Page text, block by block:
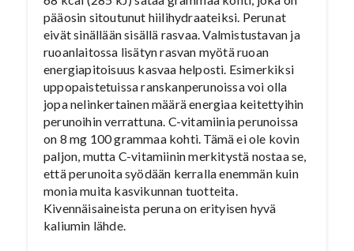
pääosin sitoutunut hiilihydraateiksi. Perunat
eivät sinällään sisällä rasvaa. Valmistustavan ja
ruoanlaitossa lisätyn rasvan myötä ruoan
energiapitoisuus kasvaa helposti. Esimerkiksi
uppopaistetuissa ranskanperunoissa voi olla
jopa nelinkertainen määrä energiaa keitettyihin
perunoihin verrattuna. C-vitamiinia perunoissa
on 8 mg 100 grammaa kohti. Tämä ei ole kovin
paljon, mutta C-vitamiinin merkitystä nostaa se,
että perunoita syödään kerralla enemmän kuin
monia muita kasvikunnan tuotteita.
Kivennäisaineista peruna on erityisen hyvä
kaliumin lähde.